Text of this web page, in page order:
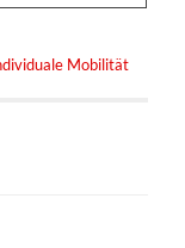
Mobilität